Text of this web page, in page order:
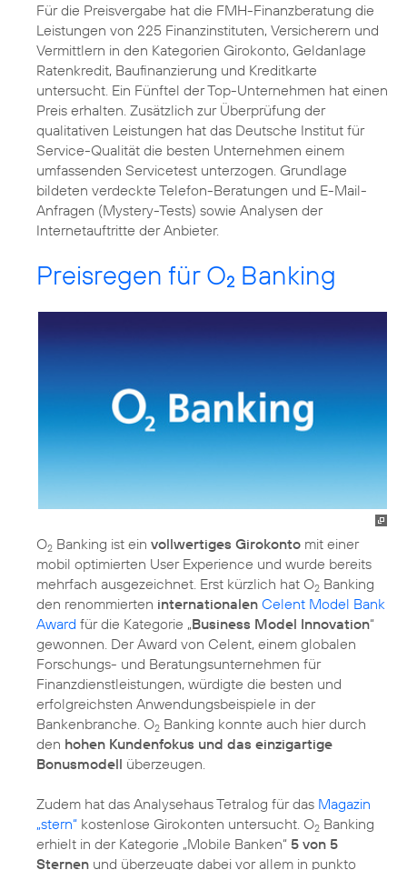
Für die Preisvergabe hat die FMH-Finanzberatung die
Leistungen von 225 Finanzinstituten, Versicherern und
Vermittlern in den Kategorien Girokonto, Geldanlage
Ratenkredit, Baufinanzierung und Kreditkarte
untersucht. Ein Fünftel der Top-Unternehmen hat einen
Preis erhalten. Zusätzlich zur Überprüfung der
qualitativen Leistungen hat das Deutsche Institut für
Service-Qualität die besten Unternehmen einem
umfassenden Servicetest unterzogen. Grundlage
bildeten verdeckte Telefon-Beratungen und E-Mail-
Anfragen (Mystery-Tests) sowie Analysen der
Internetauftritte der Anbieter.
Preisregen für O2 Banking
O2 Banking ist ein vollwertiges Girokonto mit einer
mobil optimierten User Experience und wurde bereits
mehrfach ausgezeichnet. Erst kürzlich hat O2 Banking
den renommierten internationalen Celent Model Bank
Award für die Kategorie „Business Model Innovation“
gewonnen. Der Award von Celent, einem globalen
Forschungs- und Beratungsunternehmen für
Finanzdienstleistungen, würdigte die besten und
erfolgreichsten Anwendungsbeispiele in der
Bankenbranche. O2 Banking konnte auch hier durch
den hohen Kundenfokus und das einzigartige
Bonusmodell überzeugen.
Zudem hat das Analysehaus Tetralog für das Magazin
„stern“ kostenlose Girokonten untersucht. O2 Banking
erhielt in der Kategorie „Mobile Banken“ 5 von 5
Sternen und überzeugte dabei vor allem in punkto